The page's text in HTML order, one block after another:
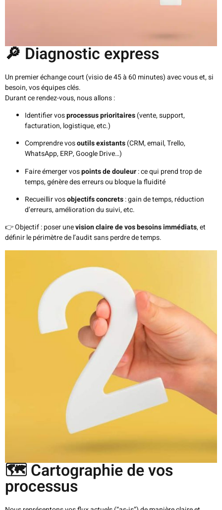
🔎 Diagnostic express
Un premier échange court (visio de 45 à 60 minutes) avec vous et, si
besoin, vos équipes clés.
Durant ce rendez-vous, nous allons :
Identifier vosprocessus prioritaires(vente, support,
facturation, logistique, etc.)
Comprendre vosoutils existants(CRM, email, Trello,
WhatsApp, ERP, Google Drive…)
Faire émerger vospoints de douleur: ce qui prend trop de
temps, génère des erreurs ou bloque la fluidité
Recueillir vosobjectifs concrets: gain de temps, réduction
d’erreurs, amélioration du suivi, etc.
👉 Objectif : poser unevision claire de vos besoins immédiats, et
définir le périmètre de l’audit sans perdre de temps.
🗺️ Cartographie de vos
processus